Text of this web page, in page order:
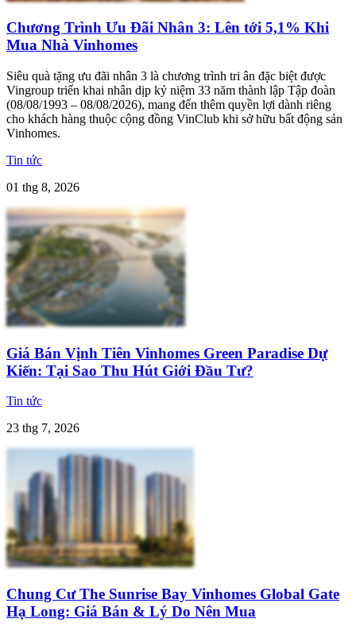
Chương Trình Ưu Đãi Nhân 3: Lên tới 5,1% Khi
Mua Nhà Vinhomes
Siêu quà tặng ưu đãi nhân 3 là chương trình tri ân đặc biệt được
Vingroup triển khai nhân dịp kỷ niệm 33 năm thành lập Tập đoàn
(08/08/1993 – 08/08/2026), mang đến thêm quyền lợi dành riêng
cho khách hàng thuộc cộng đồng VinClub khi sở hữu bất động sản
Vinhomes.
Tin tức
01 thg 8, 2026
Giá Bán Vịnh Tiên Vinhomes Green Paradise Dự
Kiến: Tại Sao Thu Hút Giới Đầu Tư?
Tin tức
23 thg 7, 2026
Chung Cư The Sunrise Bay Vinhomes Global Gate
Hạ Long: Giá Bán & Lý Do Nên Mua